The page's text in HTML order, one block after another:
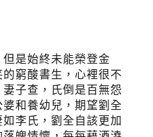
是始終未能榮登金
窮酸書生，心裡很不
子查，氏倒是百無怨
和養幼兒，期望劉全
李氏，劉全自該更加